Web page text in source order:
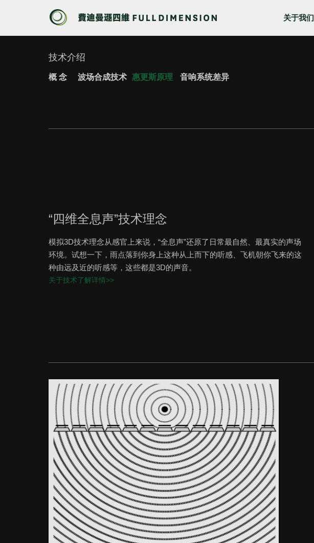
关于我们
技术介绍
概 念 波场合成技术 惠更斯原理 音响系统差异
“四维全息声”技术理念
模拟3D技术理念从感官上来说，“全息声”还原了日常最自然、最真实的声场
环境。试想一下，雨点落到你身上这种从上而下的听感、飞机朝你飞来的这
种由远及近的听感等，这些都是3D的声音。
关于技术了解详情>>